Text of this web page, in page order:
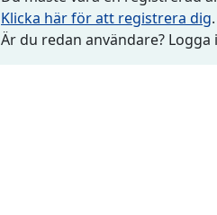
Klicka här för att registrera dig
Är du redan användare? Logga